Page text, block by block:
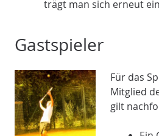
trägt man sich erneut
Gastspieler
Für das
Mitglied
gilt